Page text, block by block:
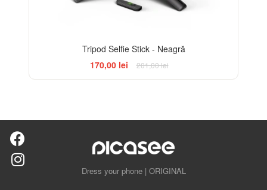
Tripod Selfie Stick - Neagră
170,00 lei
201,00 lei
Dress your phone | ORIGINAL